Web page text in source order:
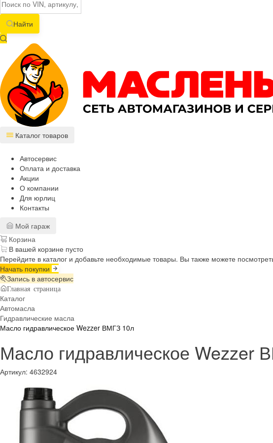
Найти
Каталог товаров
Автосервис
Оплата и доставка
Акции
О компании
Для юрлиц
Контакты
Мой гараж
Корзина
В вашей корзине пусто
Перейдите в каталог и добавьте необходимые товары. Вы также можете
Начать покупки
Запись в автосервис
Главная страница
Каталог
Автомасла
Гидравлические масла
Масло гидравлическое Wezzer ВМГЗ 10л
Масло гидравлическое Wezzer
Артикул: 4632924